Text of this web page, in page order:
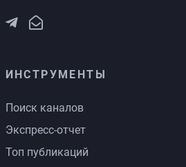
ИНСТРУМЕНТЫ
Поиск каналов
Экспресс-отчет
Топ публикаций